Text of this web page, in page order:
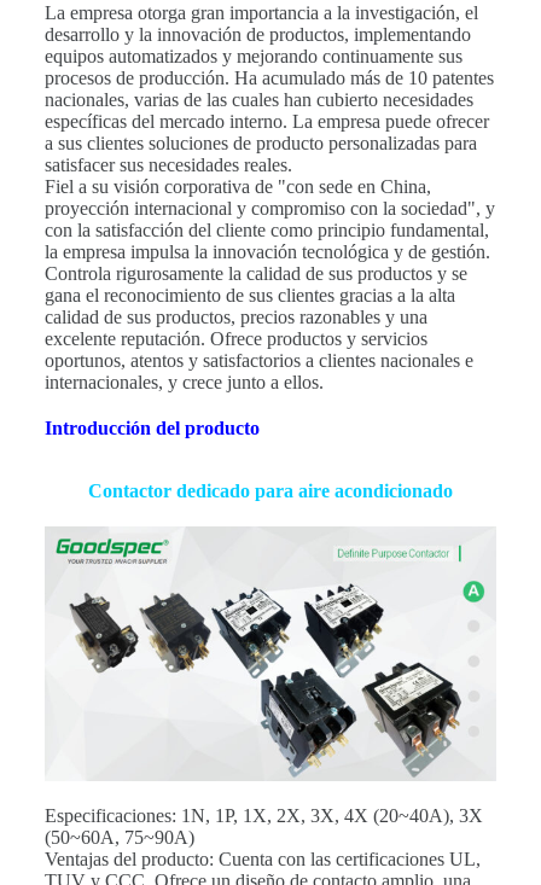
La empresa otorga gran importancia a la investigación, el
desarrollo y la innovación de productos, implementando
equipos automatizados y mejorando continuamente sus
procesos de producción. Ha acumulado más de 10 patentes
nacionales, varias de las cuales han cubierto necesidades
específicas del mercado interno. La empresa puede ofrecer
a sus clientes soluciones de producto personalizadas para
satisfacer sus necesidades reales.
Fiel a su visión corporativa de "con sede en China,
proyección internacional y compromiso con la sociedad", y
con la satisfacción del cliente como principio fundamental,
la empresa impulsa la innovación tecnológica y de gestión.
Controla rigurosamente la calidad de sus productos y se
gana el reconocimiento de sus clientes gracias a la alta
calidad de sus productos, precios razonables y una
excelente reputación. Ofrece productos y servicios
oportunos, atentos y satisfactorios a clientes nacionales e
internacionales, y crece junto a ellos.
Introducción del producto
Contactor dedicado para aire acondicionado
Especificaciones: 1N, 1P, 1X, 2X, 3X, 4X (20~40A), 3X
(50~60A, 75~90A)
Ventajas del producto: Cuenta con las certificaciones UL,